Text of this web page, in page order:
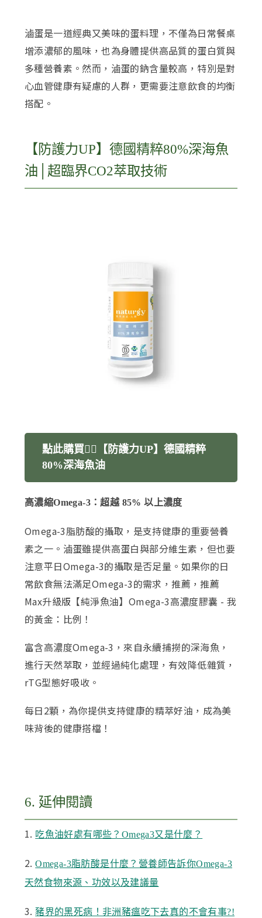
滷蛋是一道經典又美味的蛋料理，不僅為日常餐桌
增添濃郁的風味，也為身體提供高品質的蛋白質與
多種營養素。然而，滷蛋的鈉含量較高，特別是對
心血管健康有疑慮的人群，更需要注意飲食的均衡
搭配。
【防護力UP】德國精粹80%深海魚
油│超臨界CO2萃取技術
點此購買👉🏻【防護力UP】德國精粹
80%深海魚油
高濃縮Omega-3：超越 85% 以上濃度
Omega-3脂肪酸的攝取，是支持健康的重要營養
素之一。滷蛋雖提供高蛋白與部分維生素，但也要
注意平日Omega-3的攝取是否足量。如果你的日
常飲食無法滿足Omega-3的需求，推薦，推薦
Max升級版【純淨魚油】Omega-3高濃度膠囊 - 我
的黃金：比例！
富含高濃度Omega-3，來自永續捕撈的深海魚，
進行天然萃取，並經過純化處理，有效降低雜質，
rTG型態好吸收。
每日2顆，為你提供支持健康的精萃好油，成為美
味背後的健康搭檔！
6. 延伸閱讀
1. 吃魚油好處有哪些？Omega3又是什麼？
2.Omega-3脂肪酸是什麼？營養師告訴你Omega-3
天然食物來源、功效以及建議量
3.豬界的黑死病！非洲豬瘟吃下去真的不會有事?!